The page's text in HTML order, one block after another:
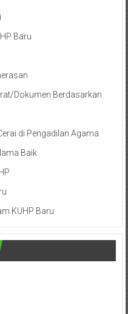
Baru
Dokumen Berdasarkan
di Pengadilan Agama
Baik
KUHP Baru